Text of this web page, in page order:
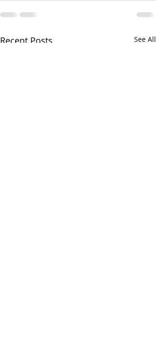
Recent Posts See All